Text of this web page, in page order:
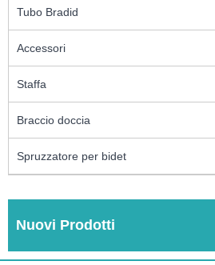
Tubo Bradid
Accessori
Staffa
Braccio doccia
Spruzzatore per bidet
Nuovi Prodotti